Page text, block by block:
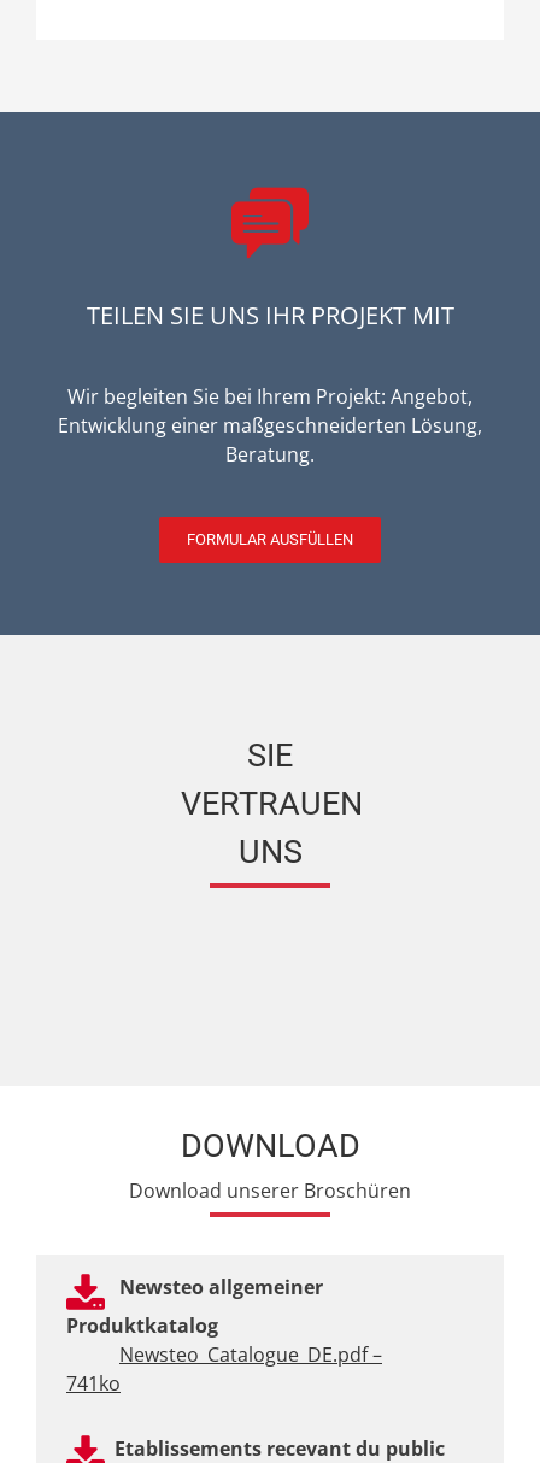
TEILEN SIE UNS IHR PROJEKT MIT
Wir begleiten Sie bei Ihrem Projekt: Angebot,
Entwicklung einer maßgeschneiderten Lösung,
Beratung.
FORMULAR AUSFÜLLEN
SIE
VERTRAUEN
UNS
DOWNLOAD
Download unserer Broschüren
Newsteo allgemeiner
Produktkatalog
Newsteo_Catalogue_DE.pdf –
741ko
Etablissements recevant du public